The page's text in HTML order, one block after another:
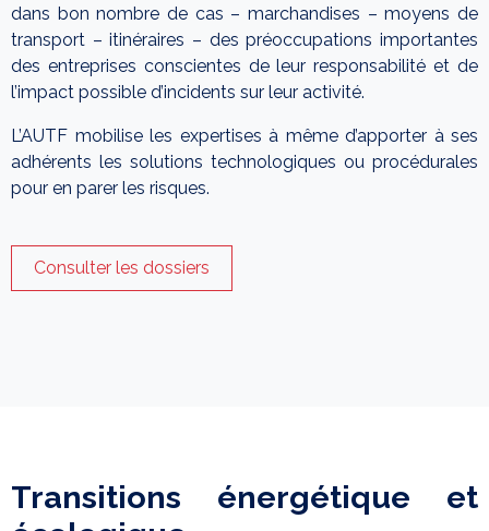
dans bon nombre de cas – marchandises – moyens de
transport – itinéraires – des préoccupations importantes
des entreprises conscientes de leur responsabilité et de
l’impact possible d’incidents sur leur activité.
L’AUTF mobilise les expertises à même d’apporter à ses
adhérents les solutions technologiques ou procédurales
pour en parer les risques.
Consulter les dossiers
Transitions énergétique et